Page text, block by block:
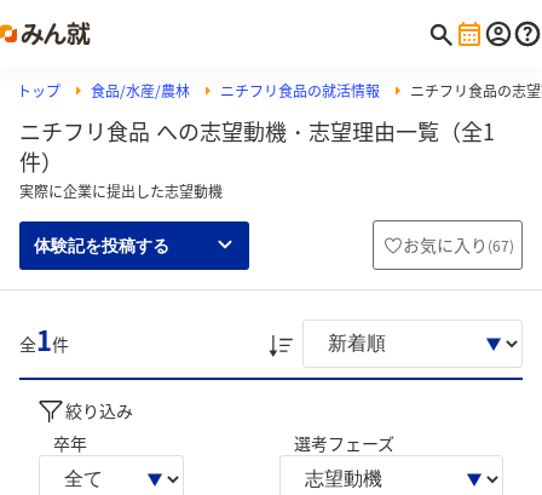
トップ 食品/水産/農林 ニチフリ食品の就活情報 ニチフリ食品の志
ニチフリ食品 への志望動機・志望理由一覧（全1
件）
実際に企業に提出した志望動機
体験記を投稿する お気に入り (67)
全1件
絞り込み
卒年
選考フェーズ